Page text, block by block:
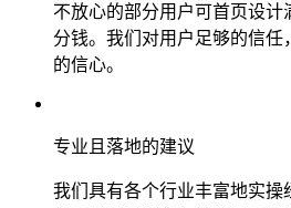
不放心的部分用户可首页设
分钱。我们对用户足够的信
的信心。
专业且落地的建议
我们具有各个行业丰富地实操